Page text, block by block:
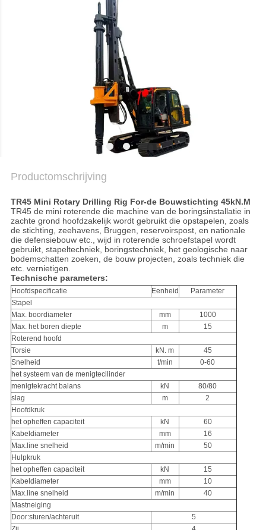
Productomschrijving
TR45 Mini Rotary Drilling Rig For-de Bouwstichting 45kN.M
TR45 de mini roterende die machine van de boringsinstallatie in
zachte grond hoofdzakelijk wordt gebruikt die opstapelen, zoals
de stichting, zeehavens, Bruggen, reservoirspost, en nationale
die defensiebouw etc., wijd in roterende schroefstapel wordt
gebruikt, stapeltechniek, boringstechniek, het geologische naar
bodemschatten zoeken, de bouw projecten, zoals techniek die
etc. vernietigen.
Technische parameters:
Hoofdspecificatie Eenheid
Parameter
Stapel
Max. boordiameter
mm
1000
Max. het boren diepte
m
15
Roterend hoofd
Torsie
kN. m
45
Snelheid
t/min
0-60
het systeem van de menigtecilinder
menigtekracht balans
kN
80/80
slag
m
2
Hoofdkruk
het opheffen capaciteit
kN
60
Kabeldiameter
mm
16
Max.line snelheid
m/min
50
Hulpkruk
het opheffen capaciteit
kN
15
Kabeldiameter
mm
10
Max.line snelheid
m/min
40
Mastneiging
Door:sturen/achteruit
5